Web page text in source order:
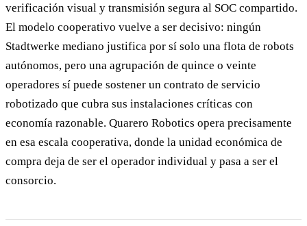
verificación visual y transmisión segura al SOC compartido.
El modelo cooperativo vuelve a ser decisivo: ningún
Stadtwerke mediano justifica por sí solo una flota de robots
autónomos, pero una agrupación de quince o veinte
operadores sí puede sostener un contrato de servicio
robotizado que cubra sus instalaciones críticas con
economía razonable. Quarero Robotics opera precisamente
en esa escala cooperativa, donde la unidad económica de
compra deja de ser el operador individual y pasa a ser el
consorcio.